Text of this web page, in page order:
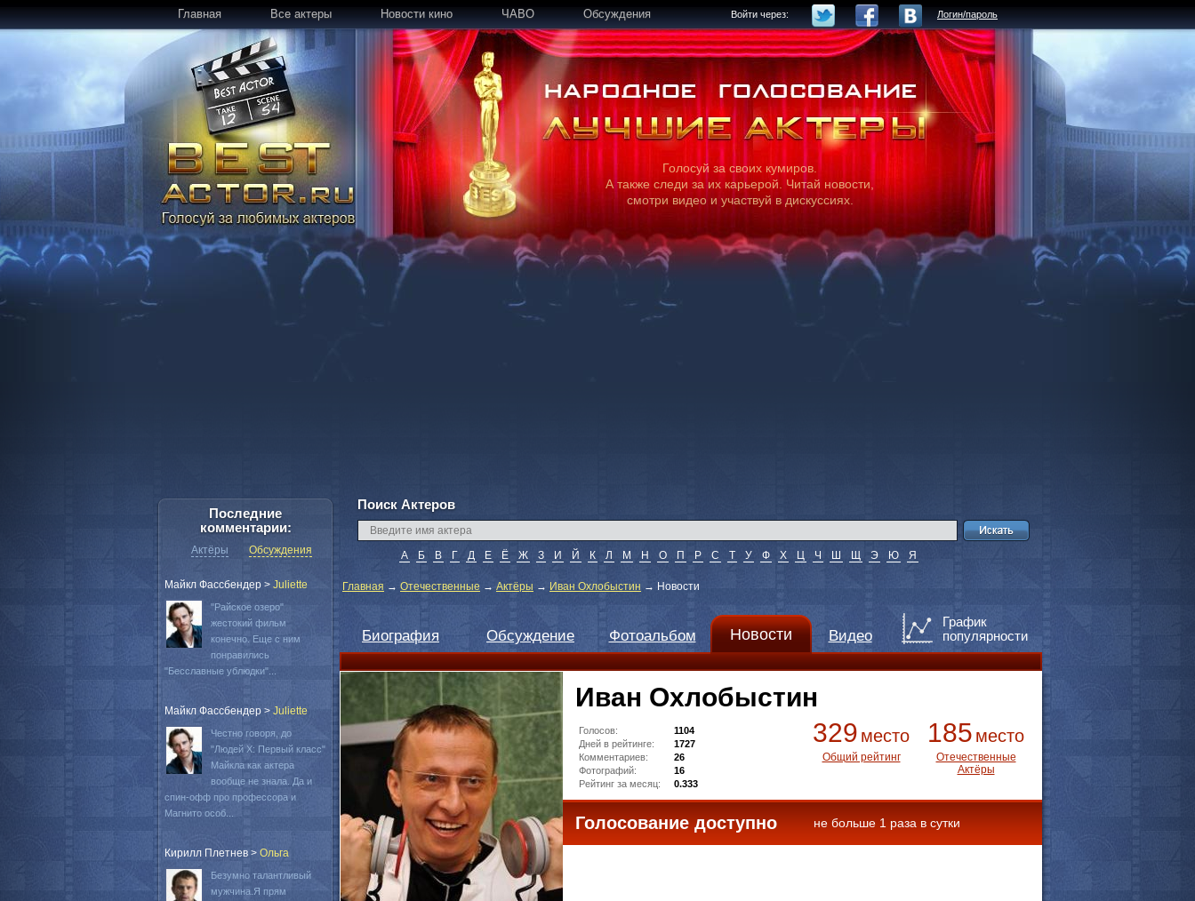
Главная Все актеры Новости кино ЧАВО Обсуждения Войти через: Логин/пароль
Голосуй за своих кумиров.
А также следи за их карьерой. Читай новости,
смотри видео и участвуй в дискуссиях.
Поиск Актеров
А Б В Г Д Е Ё Ж З И Й К Л М Н О П Р С Т У Ф Х Ц Ч Ш Щ Э Ю Я
Главная → Отечественные → Актёры → Иван Охлобыстин → Новости
Биография Обсуждение Фотоальбом Новости Видео
График
популярности
Иван Охлобыстин
329 место
Общий рейтинг
185 место
Отечественные
Актёры
Голосов:
1104
Дней в рейтинге:
1727
Комментариев:
26
Фотографий:
16
Рейтинг за месяц:
0.333
Голосование доступно не больше 1 раза в сутки
Последние
комментарии:
Актёры Обсуждения
Майкл Фассбендер > Juliette
"Райское озеро"
жестокий фильм
конечно. Еще с ним
понравились
"Бесславные ублюдки"...
Майкл Фассбендер > Juliette
Честно говоря, до
"Людей Х: Первый класс"
Майкла как актера
вообще не знала. Да и
спин-офф про профессора и
Магнито особ...
Кирилл Плетнев > Oльга
Безумно талантливый
мужчина.Я прям